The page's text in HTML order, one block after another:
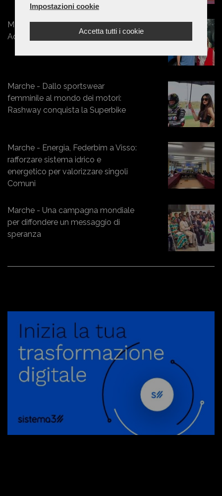
Impostazioni cookie
Accetta tutti i cookie
Marche - Estate 2026: al Parco
Acquatico Eldorado in bus
Marche - Dallo sportswear
femminile al mondo dei motori:
Rashway conquista la Superbike
Marche - Energia, Federbim a Visso:
rafforzare sistema idrico e
energetico per valorizzare singoli
Comuni
Marche - Una campagna mondiale
per diffondere un messaggio di
speranza